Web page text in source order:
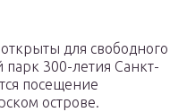
для свободного
300-летия Санкт-
посещение
острове.